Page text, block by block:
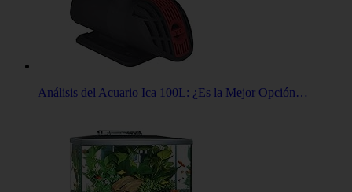
Análisis del Acuario Ica 100L: ¿Es la Mejor Opción…